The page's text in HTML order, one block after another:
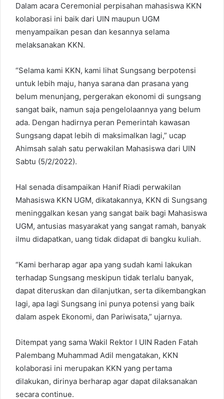
Dalam acara Ceremonial perpisahan mahasiswa KKN
kolaborasi ini baik dari UIN maupun UGM
menyampaikan pesan dan kesannya selama
melaksanakan KKN.
“Selama kami KKN, kami lihat Sungsang berpotensi
untuk lebih maju, hanya sarana dan prasana yang
belum menunjang, pergerakan ekonomi di sungsang
sangat baik, namun saja pengelolaannya yang belum
ada. Dengan hadirnya peran Pemerintah kawasan
Sungsang dapat lebih di maksimalkan lagi,” ucap
Ahimsah salah satu perwakilan Mahasiswa dari UIN
Sabtu (5/2/2022).
Hal senada disampaikan Hanif Riadi perwakilan
Mahasiswa KKN UGM, dikatakannya, KKN di Sungsang
meninggalkan kesan yang sangat baik bagi Mahasiswa
UGM, antusias masyarakat yang sangat ramah, banyak
ilmu didapatkan, uang tidak didapat di bangku kuliah.
“Kami berharap agar apa yang sudah kami lakukan
terhadap Sungsang meskipun tidak terlalu banyak,
dapat diteruskan dan dilanjutkan, serta dikembangkan
lagi, apa lagi Sungsang ini punya potensi yang baik
dalam aspek Ekonomi, dan Pariwisata,” ujarnya.
Ditempat yang sama Wakil Rektor I UIN Raden Fatah
Palembang Muhammad Adil mengatakan, KKN
kolaborasi ini merupakan KKN yang pertama
dilakukan, dirinya berharap agar dapat dilaksanakan
secara continue.